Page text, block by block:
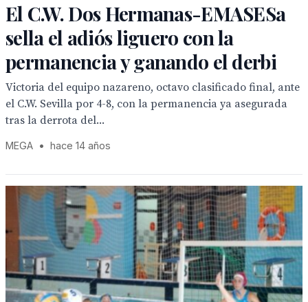
El C.W. Dos Hermanas-EMASESa
sella el adiós liguero con la
permanencia y ganando el derbi
Victoria del equipo nazareno, octavo clasificado final, ante
el C.W. Sevilla por 4-8, con la permanencia ya asegurada
tras la derrota del...
MEGA • hace 14 años